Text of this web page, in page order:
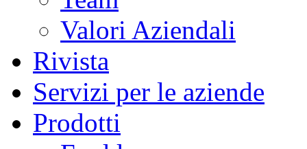
Valori Aziendali
Rivista
Servizi per le aziende
Prodotti